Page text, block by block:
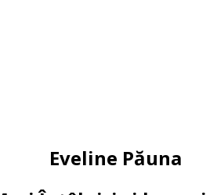
Eveline Păuna